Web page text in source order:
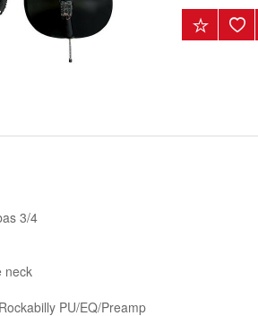
3/4
neck
PU/EQ/Preamp